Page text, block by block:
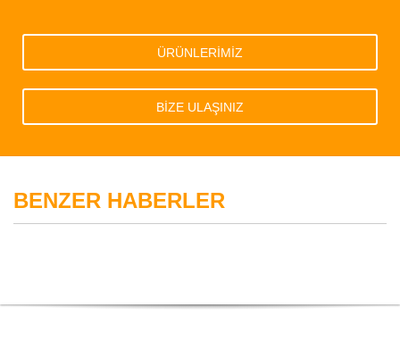
ÜRÜNLERİMİZ
BİZE ULAŞINIZ
BENZER HABERLER